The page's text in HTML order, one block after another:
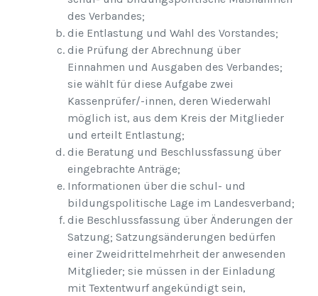
des Verbandes;
die Entlastung und Wahl des Vorstandes;
die Prüfung der Abrechnung über
Einnahmen und Ausgaben des Verbandes;
sie wählt für diese Aufgabe zwei
Kassenprüfer/-innen, deren Wiederwahl
möglich ist, aus dem Kreis der Mitglieder
und erteilt Entlastung;
die Beratung und Beschlussfassung über
eingebrachte Anträge;
Informationen über die schul- und
bildungspolitische Lage im Landesverband;
die Beschlussfassung über Änderungen der
Satzung; Satzungsänderungen bedürfen
einer Zweidrittelmehrheit der anwesenden
Mitglieder; sie müssen in der Einladung
mit Textentwurf angekündigt sein,